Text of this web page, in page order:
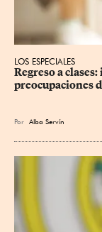
LOS ESPECIALES
Regreso a
preocupaciones
Por Alba Servín